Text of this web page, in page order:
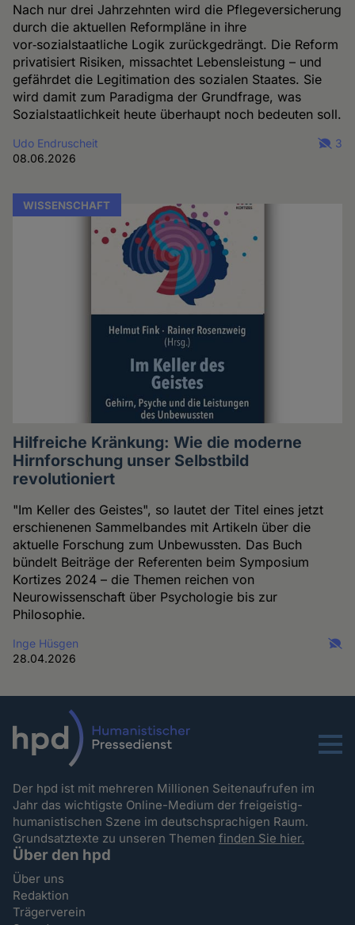
Nach nur drei Jahrzehnten wird die Pflegeversicherung
durch die aktuellen Reformpläne in ihre
vor‑sozialstaatliche Logik zurückgedrängt. Die Reform
privatisiert Risiken, missachtet Lebensleistung – und
gefährdet die Legitimation des sozialen Staates. Sie
wird damit zum Paradigma der Grundfrage, was
Sozialstaatlichkeit heute überhaupt noch bedeuten soll.
Udo Endruscheit
08.06.2026
3
WISSENSCHAFT
Hilfreiche Kränkung: Wie die moderne
Hirnforschung unser Selbstbild
revolutioniert
"Im Keller des Geistes", so lautet der Titel eines jetzt
erschienenen Sammelbandes mit Artikeln über die
aktuelle Forschung zum Unbewussten. Das Buch
bündelt Beiträge der Referenten beim Symposium
Kortizes 2024 – die Themen reichen von
Neurowissenschaft über Psychologie bis zur
Philosophie.
Inge Hüsgen
28.04.2026
Menu
Der hpd ist mit mehreren Millionen Seitenaufrufen im
Jahr das wichtigste Online-Medium der freigeistig-
humanistischen Szene im deutschsprachigen Raum.
Grundsatztexte zu unseren Themenfinden Sie hier.
Über den hpd
Über uns
Redaktion
Trägerverein